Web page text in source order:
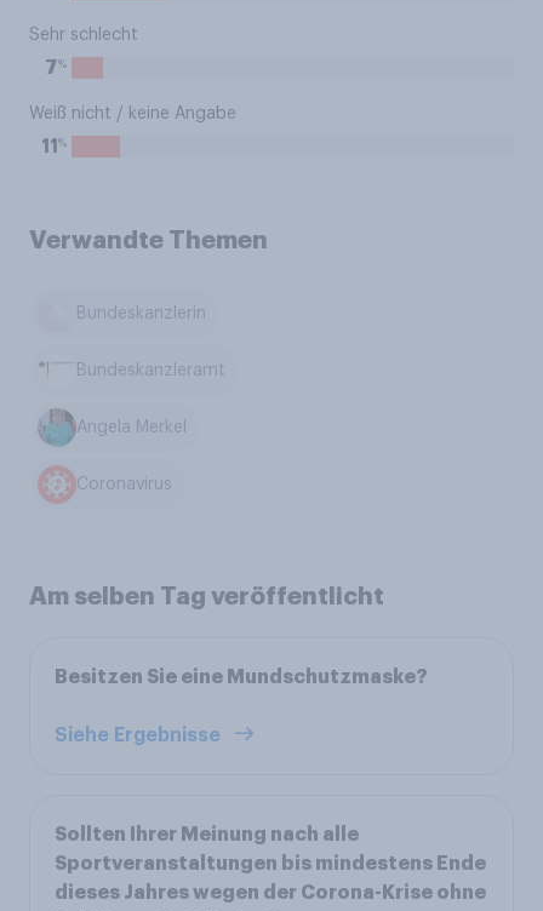
Sehr schlecht
7%
Weiß nicht / keine Angabe
11 %
Verwandte Themen
Bundeskanzlerin
Bundeskanzleramt
Angela Merkel
Coronavirus
Am selben Tag veröffentlicht
Besitzen Sie eine Mundschutzmaske?
Siehe Ergebnisse
Sollten Ihrer Meinung nach alle
Sportveranstaltungen bis mindestens Ende
dieses Jahres wegen der Corona-Krise ohne